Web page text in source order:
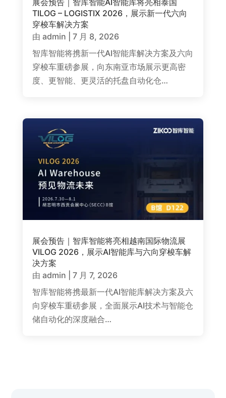
展会预告｜智库智能AI智能库将亮相泰国
TILOG – LOGISTIX 2026，展示新一代六向
穿梭车解决方案
由 admin
7 月 8, 2026
智库智能将携新一代AI智能库解决方案及六向
穿梭车重磅参展，向东南亚市场展示更高密
度、更智能、更灵活的托盘自动化仓…
展会预告｜智库智能将亮相越南国际物流展
VILOG 2026，展示AI智能库与六向穿梭车解
决方案
由 admin
7 月 7, 2026
智库智能将携最新一代AI智能库解决方案及六
向穿梭车重磅参展，全面展示AI技术与智能仓
储自动化的深度融合…